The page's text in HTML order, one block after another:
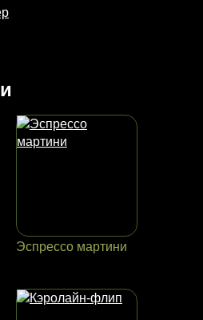
Эспрессо мартини